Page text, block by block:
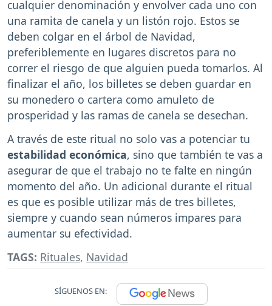
cualquier denominación y envolver cada uno con
una ramita de canela y un listón rojo. Estos se
deben colgar en el árbol de Navidad,
preferiblemente en lugares discretos para no
correr el riesgo de que alguien pueda tomarlos. Al
finalizar el año, los billetes se deben guardar en
su monedero o cartera como amuleto de
prosperidad y las ramas de canela se desechan.
A través de este ritual no solo vas a potenciar tu
estabilidad económica, sino que también te vas a
asegurar de que el trabajo no te falte en ningún
momento del año. Un adicional durante el ritual
es que es posible utilizar más de tres billetes,
siempre y cuando sean números impares para
aumentar su efectividad.
TAGS: Rituales, Navidad
SÍGUENOS EN: